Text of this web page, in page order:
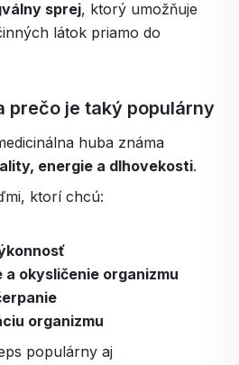
sprej, ktorý umožňuje
látok priamo do
prečo je taký populárny
huba známa
energie a dlhovekosti.
ktorí chcú:
a okysličenie organizmu
organizmu
populárny aj